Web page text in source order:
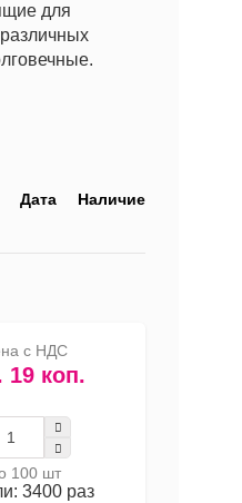
для
Дата Наличие
с НДС
19 коп.
100 шт
3400 раз